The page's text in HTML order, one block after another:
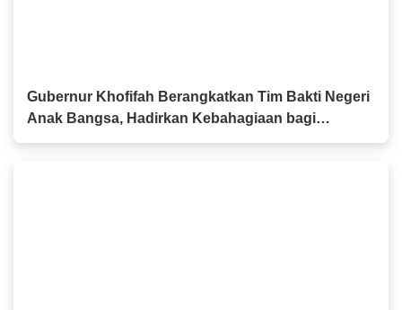
Gubernur Khofifah Berangkatkan Tim Bakti Negeri
Anak Bangsa, Hadirkan Kebahagiaan bagi
Keluarga Pahlawan dan Perintis Kemerdekaan